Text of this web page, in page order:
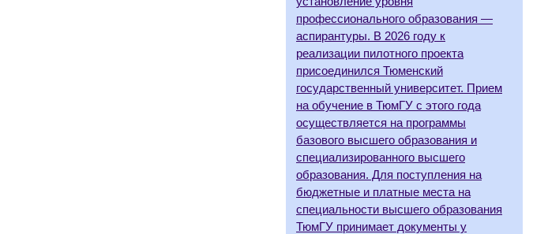
профессионального образования —
аспирантуры. В 2026 году к
реализации пилотного проекта
присоединился Тюменский
государственный университет. Прием
на обучение в ТюмГУ с этого года
осуществляется на программы
базового высшего образования и
специализированного высшего
образования. Для поступления на
бюджетные и платные места на
специальности высшего образования
ТюмГУ принимает документы у